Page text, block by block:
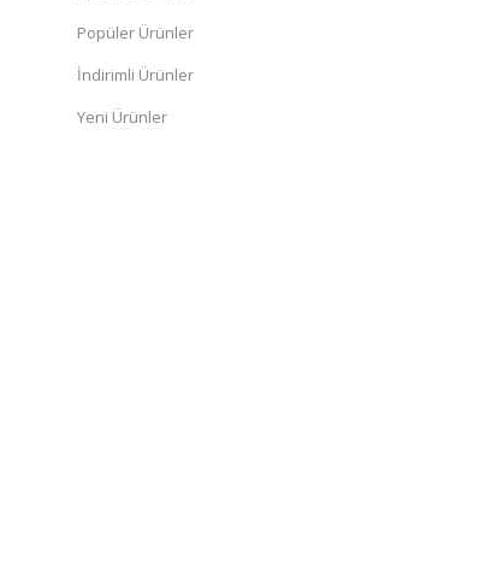
Popüler Ürünler
İndirimli Ürünler
Yeni Ürünler